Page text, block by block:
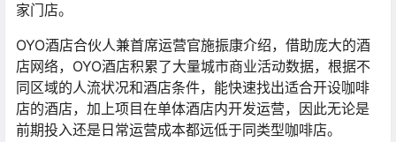
家门店。
OYO酒店合伙人兼首席运营官施振康介绍，借助庞大的酒
店网络，OYO酒店积累了大量城市商业活动数据，根据不
同区域的人流状况和酒店条件，能快速找出适合开设咖啡
店的酒店，加上项目在单体酒店内开发运营，因此无论是
前期投入还是日常运营成本都远低于同类型咖啡店。